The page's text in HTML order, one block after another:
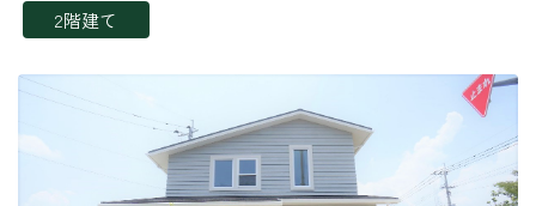
2階建て